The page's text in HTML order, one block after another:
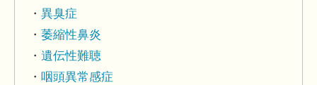
異臭症
萎縮性鼻炎
遺伝性難聴
咽頭異常感症